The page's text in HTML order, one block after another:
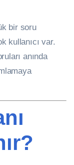
bir soru
kullanıcı var.
anında